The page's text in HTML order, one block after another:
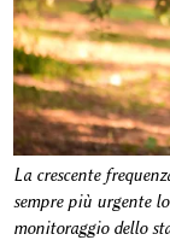
La crescente
sempre più urgente
monitoraggio dello